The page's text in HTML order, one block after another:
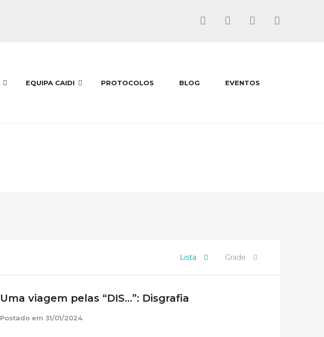
EQUIPA CAIDI PROTOCOLOS BLOG EVENTOS
Lista Grade
Uma viagem pelas “DIS…”: Disgrafia
Postado em 31/01/2024